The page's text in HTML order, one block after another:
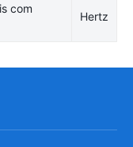
com
Hertz